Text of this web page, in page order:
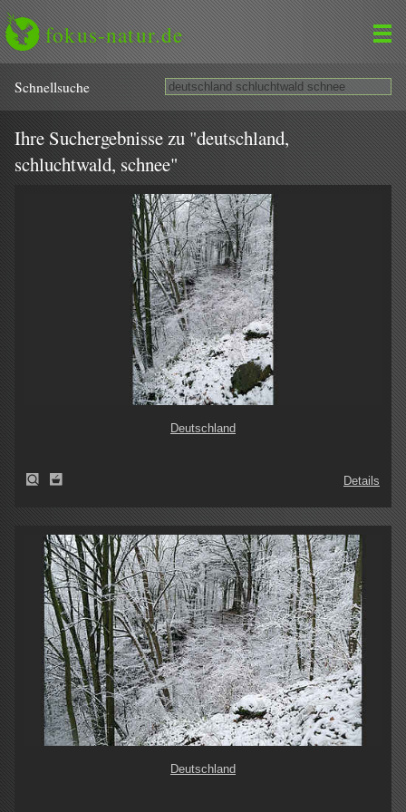
fokus-natur.de
Schnell­suche
Ihre Suchergebnisse zu "deutschland,
schluchtwald, schnee"
Deutschland
Details
Deutschland